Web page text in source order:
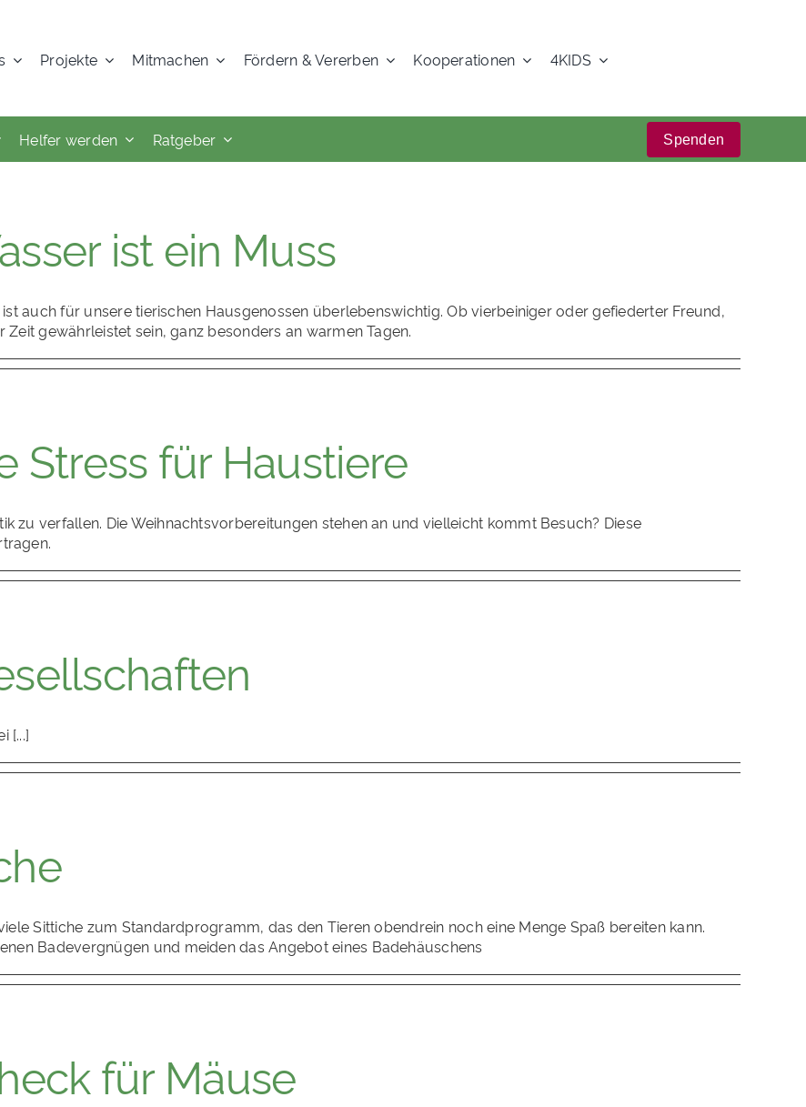
Projekte Mitmachen Fördern & Vererben Kooperationen 4KIDS
Helfer werden Ratgeber Spenden
ist ein Muss
auch für unsere tierischen Hausgenossen überlebenswichtig. Ob vierbeiniger oder gefiederter Freund,
gewährleistet sein, ganz besonders an warmen Tagen.
Stress für Haustiere
zu verfallen. Die Weihnachtsvorbereitungen stehen an und vielleicht kommt Besuch? Diese
[...]
Sittiche zum Standardprogramm, das den Tieren obendrein noch eine Menge Spaß bereiten kann.
Badevergnügen und meiden das Angebot eines Badehäuschens
für Mäuse